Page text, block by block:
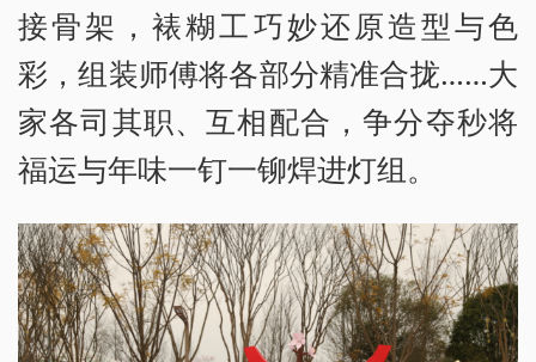
接骨架，裱糊工巧妙还原造型与色
彩，组装师傅将各部分精准合拢……大
家各司其职、互相配合，争分夺秒将
福运与年味一钉一铆焊进灯组。